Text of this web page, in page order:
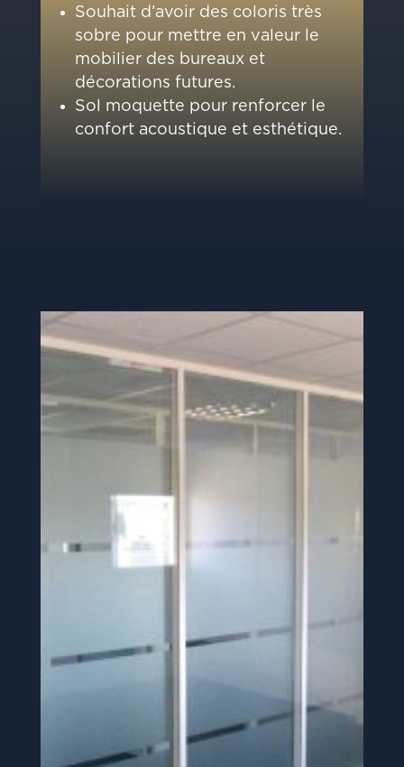
Souhait d’avoir des coloris très
sobre pour mettre en valeur le
mobilier des bureaux et
décorations futures.
Sol moquette pour renforcer le
confort acoustique et esthétique.